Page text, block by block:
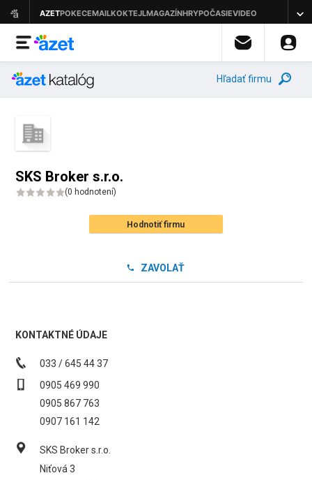
Hľadať firmu
SKS Broker s.r.o.
(0 hodnotení)
Hodnotiť firmu
ZAVOLAŤ
KONTAKTNÉ ÚDAJE
033 / 645 44 37
0905 469 990
0905 867 763
0907 161 142
SKS Broker s.r.o.
Niťová 3